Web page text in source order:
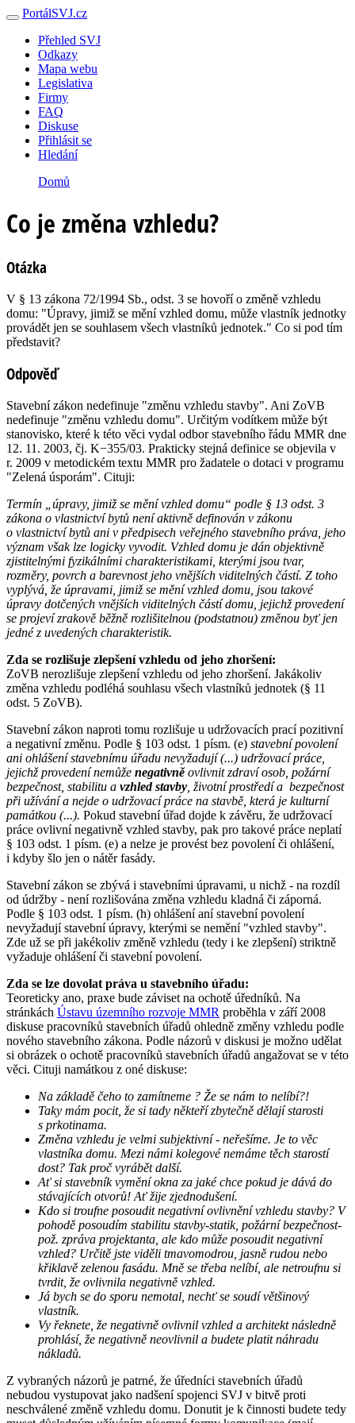
PortálSVJ.cz
Přehled SVJ
Odkazy
Mapa webu
Legislativa
Firmy
FAQ
Diskuse
Přihlásit se
Hledání
Domů
Co je změna vzhledu?
Otázka
V § 13 zákona 72/1994 Sb., odst. 3 se hovoří o změně vzhledu
domu: "Úpravy, jimiž se mění vzhled domu, může vlastník jednotky
provádět jen se souhlasem všech vlastníků jednotek." Co si pod tím
představit?
Odpověď
Stavební zákon nedefinuje "změnu vzhledu stavby". Ani ZoVB
nedefinuje "změnu vzhledu domu". Určitým vodítkem může být
stanovisko, které k této věci vydal odbor stavebního řádu MMR dne
12. 11. 2003, čj. K−355/03. Prakticky stejná definice se objevila v
r. 2009 v metodickém textu MMR pro žadatele o dotaci v programu
"Zelená úsporám". Cituji:
Termín „úpravy, jimiž se mění vzhled domu“ podle § 13 odst. 3
zákona o vlastnictví bytů není aktivně definován v zákonu
o vlastnictví bytů ani v předpisech veřejného stavebního práva, jeho
význam však lze logicky vyvodit. Vzhled domu je dán objektivně
zjistitelnými fyzikálními charakteristikami, kterými jsou tvar,
rozměry, povrch a barevnost jeho vnějších viditelných částí. Z toho
vyplývá, že úpravami, jimiž se mění vzhled domu, jsou takové
úpravy dotčených vnějších viditelných částí domu, jejichž provedení
se projeví zrakově běžně rozlišitelnou (podstatnou) změnou byť jen
jedné z uvedených charakteristik.
Zda se rozlišuje zlepšení vzhledu od jeho zhoršení:
ZoVB nerozlišuje zlepšení vzhledu od jeho zhoršení. Jakákoliv
změna vzhledu podléhá souhlasu všech vlastníků jednotek (§ 11
odst. 5 ZoVB).
Stavební zákon naproti tomu rozlišuje u udržovacích prací pozitivní
a negativní změnu. Podle § 103 odst. 1 písm. (e) stavební povolení
ani ohlášení stavebnímu úřadu nevyžadují (...) udržovací práce,
jejichž provedení nemůže negativněovlivnit zdraví osob, požární
bezpečnost, stabilitu a vzhled stavby , životní prostředí a bezpečnost
při užívání a nejde o udržovací práce na stavbě, která je kulturní
památkou (...). Pokud stavební úřad dojde k závěru, že udržovací
práce ovlivní negativně vzhled stavby, pak pro takové práce neplatí
§ 103 odst. 1 písm. (e) a nelze je provést bez povolení či ohlášení,
i kdyby šlo jen o nátěr fasády.
Stavební zákon se zbývá i stavebními úpravami, u nichž - na rozdíl
od údržby - není rozlišována změna vzhledu kladná či záporná.
Podle § 103 odst. 1 písm. (h) ohlášení aní stavební povolení
nevyžadují stavební úpravy, kterými se nemění "vzhled stavby".
Zde už se při jakékoliv změně vzhledu (tedy i ke zlepšení) striktně
vyžaduje ohlášení či stavební povolení.
Zda se lze dovolat práva u stavebního úřadu:
Teoreticky ano, praxe bude záviset na ochotě úředníků. Na
stránkách Ústavu územního rozvoje MMR proběhla v září 2008
diskuse pracovníků stavebních úřadů ohledně změny vzhledu podle
nového stavebního zákona. Podle názorů v diskusi je možno udělat
si obrázek o ochotě pracovníků stavebních úřadů angažovat se v této
věci. Cituji namátkou z oné diskuse:
Na základě čeho to zamítneme ? Že se nám to nelíbí?!
Taky mám pocit, že si tady někteří zbytečně dělají starosti
s prkotinama.
Změna vzhledu je velmi subjektivní - neřešíme. Je to věc
vlastníka domu. Mezi námi kolegové nemáme těch starostí
dost? Tak proč vyrábět další.
Ať si stavebník vymění okna za jaké chce pokud je dává do
stávajících otvorů! Ať žije zjednodušení.
Kdo si troufne posoudit negativní ovlivnění vzhledu stavby? V
pohodě posoudím stabilitu stavby-statik, požární bezpečnost-
pož. zpráva projektanta, ale kdo může posoudit negativní
vzhled? Určitě jste viděli tmavomodrou, jasně rudou nebo
křiklavě zelenou fasádu. Mně se třeba nelíbí, ale netroufnu si
tvrdit, že ovlivnila negativně vzhled.
Já bych se do sporu nemotal, nechť se soudí většinový
vlastník.
Vy řeknete, že negativně ovlivnil vzhled a architekt následně
prohlásí, že negativně neovlivnil a budete platit náhradu
nákladů.
Z vybraných názorů je patrné, že úředníci stavebních úřadů
nebudou vystupovat jako nadšení spojenci SVJ v bitvě proti
neschválené změně vzhledu domu. Donutit je k činnosti budete tedy